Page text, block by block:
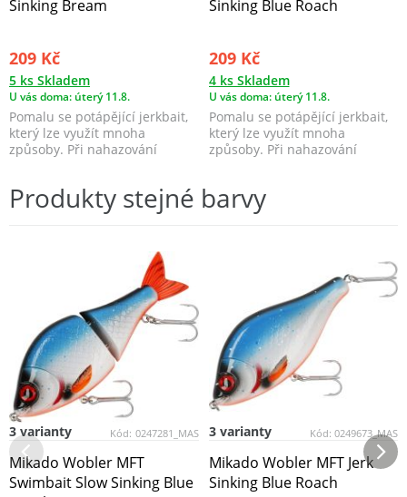
Sinking Bream
209 Kč
5 ks Skladem
U vás doma: úterý 11.8.
Pomalu se potápějící jerkbait,
který lze využít mnoha
způsoby. Při nahazování
Sinking Blue Roach
209 Kč
4 ks Skladem
U vás doma: úterý 11.8.
Pomalu se potápějící jerkbait,
který lze využít mnoha
způsoby. Při nahazování
Produkty stejné barvy
Kód: 0247281_MAS
3 varianty
Mikado Wobler MFT
Swimbait Slow Sinking Blue
Kód: 0249673_MAS
3 varianty
Mikado Wobler MFT Jerk
Sinking Blue Roach